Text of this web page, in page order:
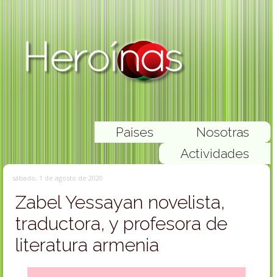
Nosotras
Paises
Actividades
sábado, 1 de agosto de 2020
Zabel Yessayan novelista,
traductora, y profesora de
literatura armenia